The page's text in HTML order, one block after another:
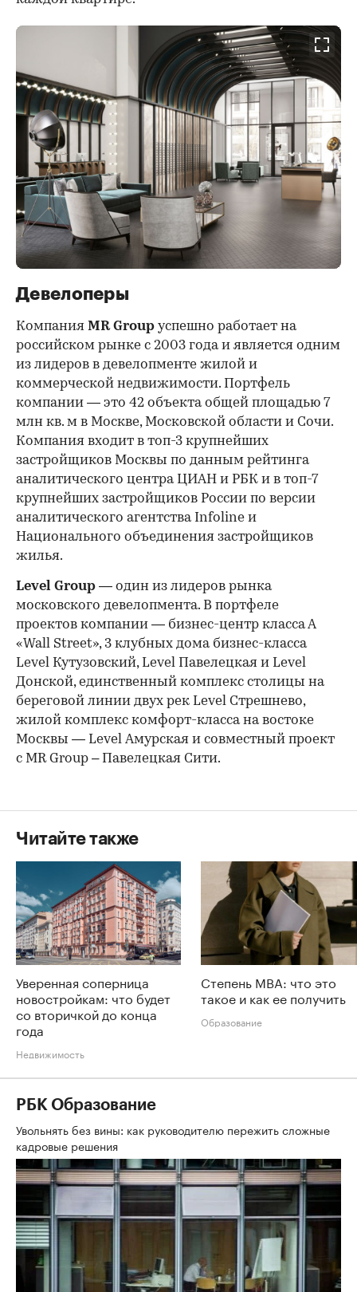
Девелоперы
Компания MR Group успешно работает на
российском рынке с 2003 года и является одним
из лидеров в девелопменте жилой и
коммерческой недвижимости. Портфель
компании — это 42 объекта общей площадью 7
млн кв. м в Москве, Московской области и Сочи.
Компания входит в топ-3 крупнейших
застройщиков Москвы по данным рейтинга
аналитического центра ЦИАН и РБК и в топ-7
крупнейших застройщиков России по версии
аналитического агентства Infoline и
Национального объединения застройщиков
жилья.
Level Group — один из лидеров рынка
московского девелопмента. В портфеле
проектов компании — бизнес-центр класса А
«Wall Street», 3 клубных дома бизнес-класса
Level Кутузовский, Level Павелецкая и Level
Донской, единственный комплекс столицы на
береговой линии двух рек Level Стрешнево,
жилой комплекс комфорт-класса на востоке
Москвы — Level Амурская и совместный проект
с MR Group – Павелецкая Сити.
Читайте также
Уверенная соперница
новостройкам: что будет
со вторичкой до конца
года
Недвижимость
Степень MBA: что это
такое и как ее получить
Образование
РБК Образование
Увольнять без вины: как руководителю пережить сложные
кадровые решения